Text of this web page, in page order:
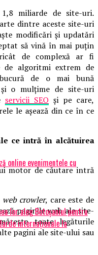
miliarde de site-uri.
dintre aceste site-uri
modificări și updatări
să vină în mai puțin
de complexă ar fi
de algoritmi extrem de
de o mai bună
o mulțime de site-uri
servicii SEO și pe care,
le așează din ce în ce
ce intră în alcătuirea
motor de căutare intră
crowler, care este de
paginile web ale site-
toate legăturile
pagini ale site-ului sau
online evenimentele cu
lor aleg Botoșaniul pentru
internaționale la